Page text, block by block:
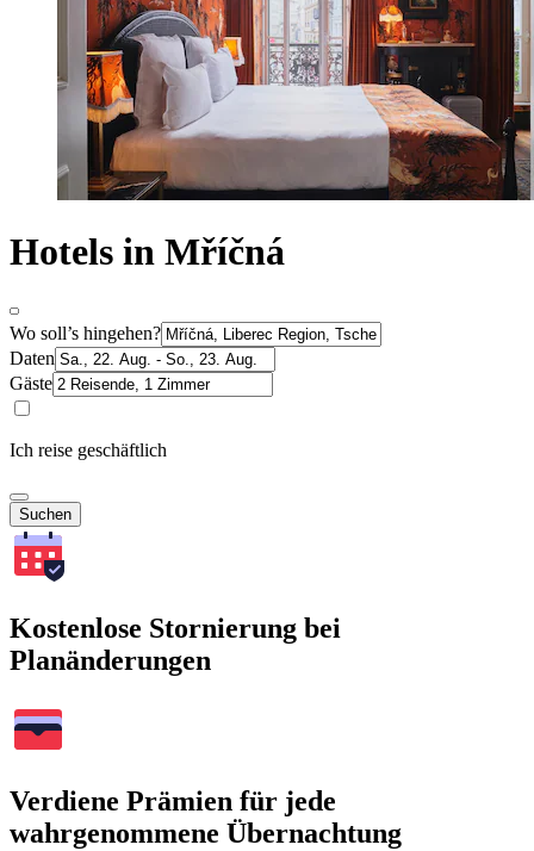
Hotels in Mříčná
Wo soll’s hingehen?
Daten
Gäste
Ich reise geschäftlich
Suchen
Kostenlose Stornierung bei
Planänderungen
Verdiene Prämien für jede
wahrgenommene Übernachtung